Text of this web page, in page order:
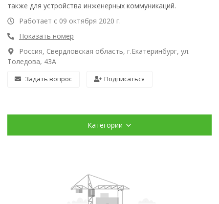
также для устройства инженерных коммуникаций.
Работает с 09 октября 2020 г.
Показать номер
Россия, Свердловская область, г.Екатеринбург, ул.
Толедова, 43А
Задать вопрос Подписаться
Категории